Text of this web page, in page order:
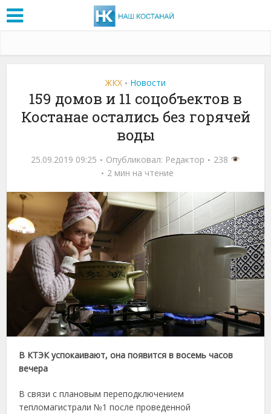
ЖКХ • Новости
159 домов и 11 соцобъектов в
Костанае остались без горячей
воды
25.09.2019 09:25 Опубликовал: Редактор
238
2 мин на чтение
В КТЭК успокаивают, она появится в восемь часов
вечера
В связи с плановым переподключением
тепломагистрали №1 после проведенной